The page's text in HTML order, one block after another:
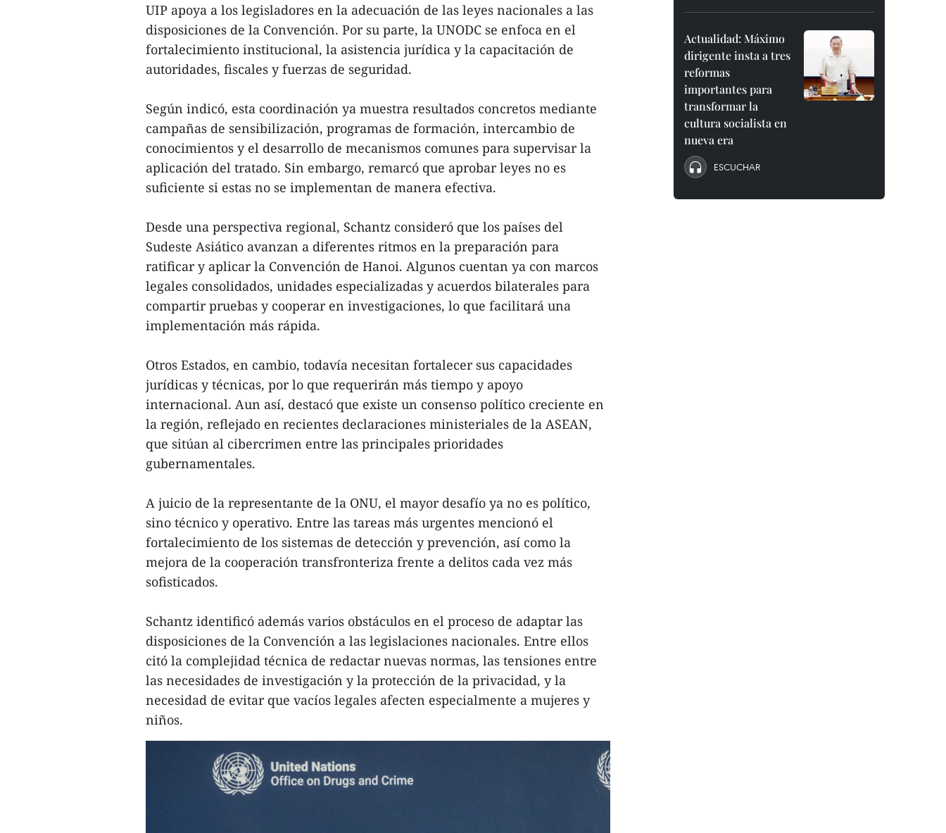
UIP apoya a los legisladores en la adecuación de las leyes nacionales a las
disposiciones de la Convención. Por su parte, la UNODC se enfoca en el
fortalecimiento institucional, la asistencia jurídica y la capacitación de
autoridades, fiscales y fuerzas de seguridad.
Según indicó, esta coordinación ya muestra resultados concretos mediante
campañas de sensibilización, programas de formación, intercambio de
conocimientos y el desarrollo de mecanismos comunes para supervisar la
aplicación del tratado. Sin embargo, remarcó que aprobar leyes no es
suficiente si estas no se implementan de manera efectiva.
Desde una perspectiva regional, Schantz consideró que los países del
Sudeste Asiático avanzan a diferentes ritmos en la preparación para
ratificar y aplicar la Convención de Hanoi. Algunos cuentan ya con marcos
legales consolidados, unidades especializadas y acuerdos bilaterales para
compartir pruebas y cooperar en investigaciones, lo que facilitará una
implementación más rápida.
Otros Estados, en cambio, todavía necesitan fortalecer sus capacidades
jurídicas y técnicas, por lo que requerirán más tiempo y apoyo
internacional. Aun así, destacó que existe un consenso político creciente en
la región, reflejado en recientes declaraciones ministeriales de la ASEAN,
que sitúan al cibercrimen entre las principales prioridades
gubernamentales.
A juicio de la representante de la ONU, el mayor desafío ya no es político,
sino técnico y operativo. Entre las tareas más urgentes mencionó el
fortalecimiento de los sistemas de detección y prevención, así como la
mejora de la cooperación transfronteriza frente a delitos cada vez más
sofisticados.
Schantz identificó además varios obstáculos en el proceso de adaptar las
disposiciones de la Convención a las legislaciones nacionales. Entre ellos
citó la complejidad técnica de redactar nuevas normas, las tensiones entre
las necesidades de investigación y la protección de la privacidad, y la
necesidad de evitar que vacíos legales afecten especialmente a mujeres y
niños.
Actualidad: Máximo
dirigente insta a tres
reformas
importantes para
transformar la
cultura socialista en
nueva era
ESCUCHAR